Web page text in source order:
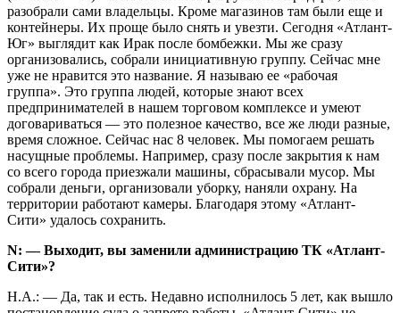
разобрали сами владельцы. Кроме магазинов там были еще и
контейнеры. Их проще было снять и увезти. Сегодня «Атлант-
Юг» выглядит как Ирак после бомбежки. Мы же сразу
организовались, собрали инициативную группу. Сейчас мне
уже не нравится это название. Я называю ее «рабочая
группа». Это группа людей, которые знают всех
предпринимателей в нашем торговом комплексе и умеют
договариваться — это полезное качество, все же люди разные,
время сложное. Сейчас нас 8 человек. Мы помогаем решать
насущные проблемы. Например, сразу после закрытия к нам
со всего города приезжали машины, сбрасывали мусор. Мы
собрали деньги, организовали уборку, наняли охрану. На
территории работают камеры. Благодаря этому «Атлант-
Сити» удалось сохранить.
N: — Выходит, вы заменили администрацию ТК «Атлант-
Сити»?
Н.А.: — Да, так и есть. Недавно исполнилось 5 лет, как вышло